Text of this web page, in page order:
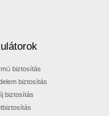
biztosítás
biztosítás
biztosítás